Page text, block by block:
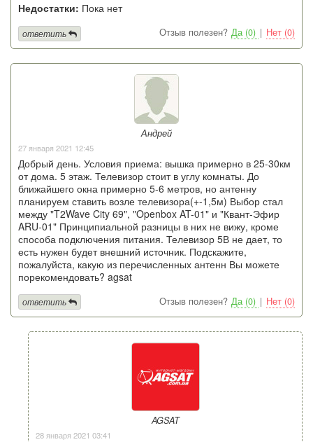
Недостатки: Пока нет
Отзыв полезен? Да (0) | Нет (0)
ответить
Андрей
27 января 2021 12:45
Добрый день. Условия приема: вышка примерно в 25-30км
от дома. 5 этаж. Телевизор стоит в углу комнаты. До
ближайшего окна примерно 5-6 метров, но антенну
планируем ставить возле телевизора(+-1,5м) Выбор стал
между "T2Wave City 69", "Openbox AT-01" и "Квант-Эфир
ARU-01" Принципиальной разницы в них не вижу, кроме
способа подключения питания. Телевизор 5В не дает, то
есть нужен будет внешний источник. Подскажите,
пожалуйста, какую из перечисленных антенн Вы можете
порекомендовать? agsat
Отзыв полезен? Да (0) | Нет (0)
ответить
AGSAT
28 января 2021 03:41